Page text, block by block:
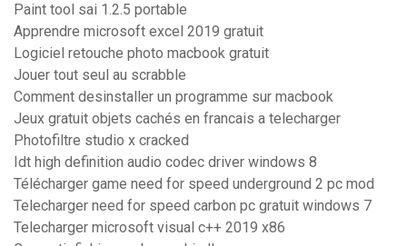
Paint tool sai 1.2.5 portable
Apprendre microsoft excel 2019 gratuit
Logiciel retouche photo macbook gratuit
Jouer tout seul au scrabble
Comment desinstaller un programme sur macbook
Jeux gratuit objets cachés en francais a telecharger
Photofiltre studio x cracked
Idt high definition audio codec driver windows 8
Télécharger game need for speed underground 2 pc mod
Telecharger need for speed carbon pc gratuit windows 7
Telecharger microsoft visual c++ 2019 x86